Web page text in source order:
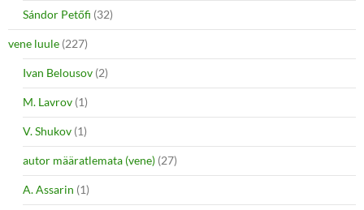
Sándor Petőfi (32)
vene luule (227)
Ivan Belousov (2)
M. Lavrov (1)
V. Shukov (1)
autor määratlemata (vene) (27)
A. Assarin (1)